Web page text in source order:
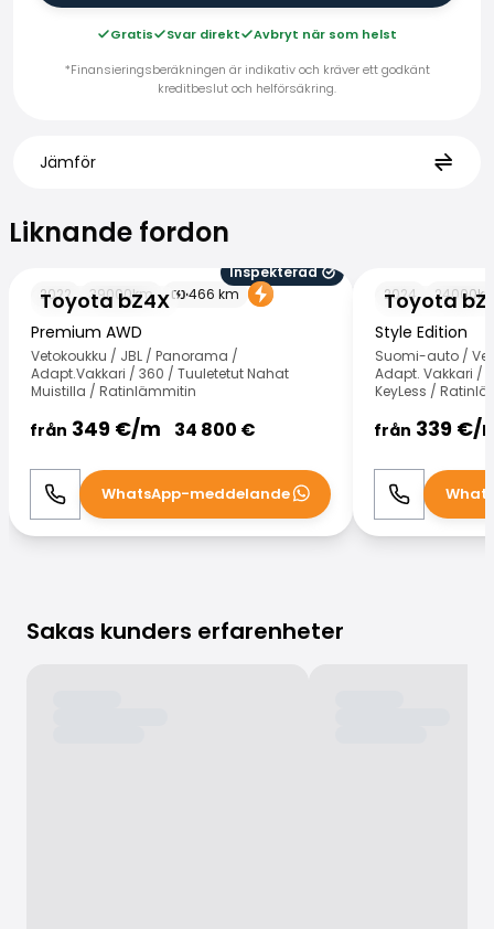
Gratis Svar direkt
Avbryt när som helst
*Finansieringsberäkningen är indikativ och kräver ett godkänt
kreditbeslut och helförsäkring.
Jämför
Liknande fordon
Toyota bZ4X
Inspekterad
2022
39000km 466 km
Premium AWD
Vetokoukku / JBL / Panorama /
Adapt.Vakkari / 360 / Tuuletetut Nahat
Muistilla / Ratinlämmitin
från 349 €/m 34 800 €
Ring WhatsApp
WhatsApp-meddelande
Toyota
2024 24000
Style Edition
Suomi-auto /
Adapt. Vakkari /
KeyLess /
från 339 €/
Ring
Sakas kunders erfarenheter